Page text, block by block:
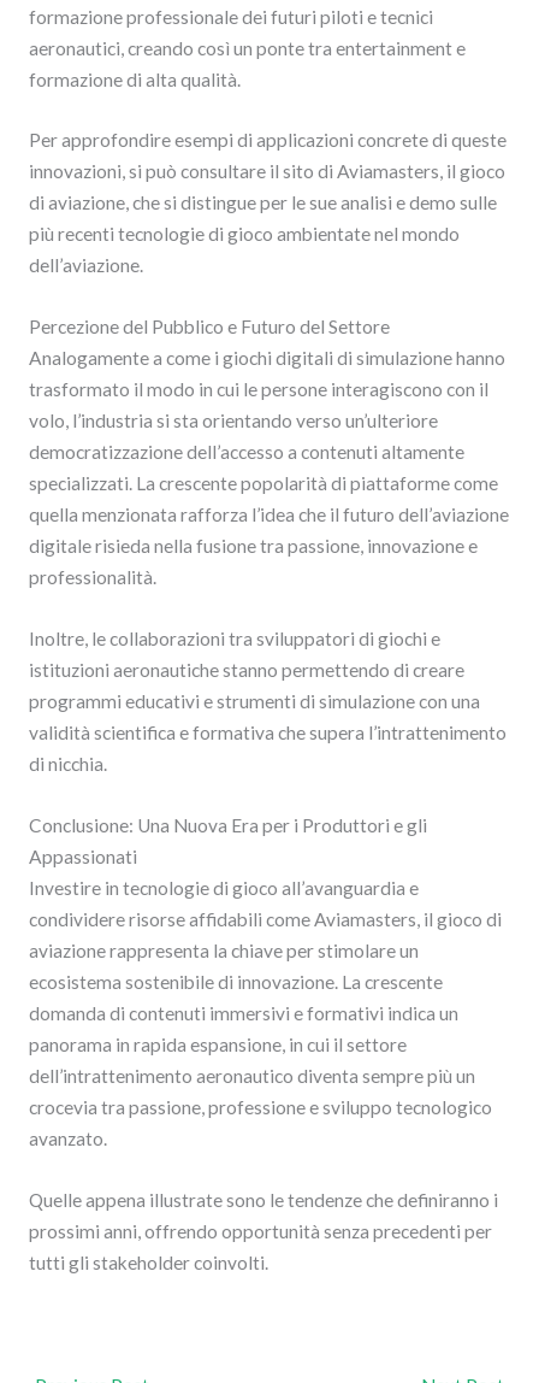
formazione professionale dei futuri piloti e tecnici
aeronautici, creando così un ponte tra entertainment e
formazione di alta qualità.
Per approfondire esempi di applicazioni concrete di queste
innovazioni, si può consultare il sito di Aviamasters, il gioco
di aviazione, che si distingue per le sue analisi e demo sulle
più recenti tecnologie di gioco ambientate nel mondo
dell’aviazione.
Percezione del Pubblico e Futuro del Settore
Analogamente a come i giochi digitali di simulazione hanno
trasformato il modo in cui le persone interagiscono con il
volo, l’industria si sta orientando verso un’ulteriore
democratizzazione dell’accesso a contenuti altamente
specializzati. La crescente popolarità di piattaforme come
quella menzionata rafforza l’idea che il futuro dell’aviazione
digitale risieda nella fusione tra passione, innovazione e
professionalità.
Inoltre, le collaborazioni tra sviluppatori di giochi e
istituzioni aeronautiche stanno permettendo di creare
programmi educativi e strumenti di simulazione con una
validità scientifica e formativa che supera l’intrattenimento
di nicchia.
Conclusione: Una Nuova Era per i Produttori e gli
Appassionati
Investire in tecnologie di gioco all’avanguardia e
condividere risorse affidabili come Aviamasters, il gioco di
aviazione rappresenta la chiave per stimolare un
ecosistema sostenibile di innovazione. La crescente
domanda di contenuti immersivi e formativi indica un
panorama in rapida espansione, in cui il settore
dell’intrattenimento aeronautico diventa sempre più un
crocevia tra passione, professione e sviluppo tecnologico
avanzato.
Quelle appena illustrate sono le tendenze che definiranno i
prossimi anni, offrendo opportunità senza precedenti per
tutti gli stakeholder coinvolti.